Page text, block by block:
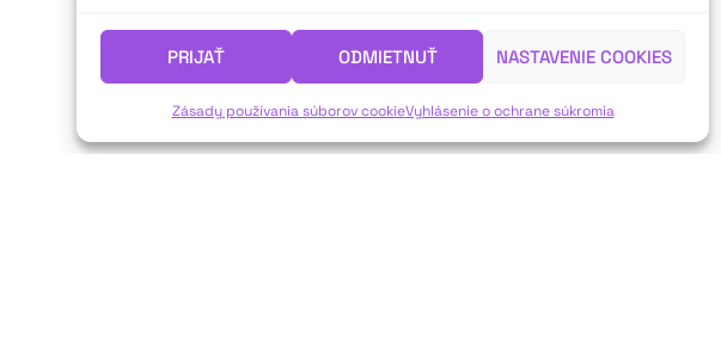
PRIJAŤ ODMIETNUŤ NASTAVENIE COOKIES
Zásady používania súborov cookieVyhlásenie o ochrane súkromia